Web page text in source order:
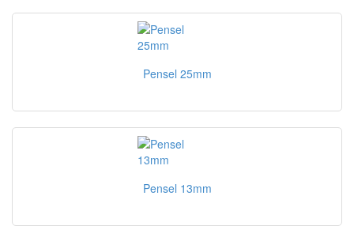
Pensel 25mm
Pensel 13mm